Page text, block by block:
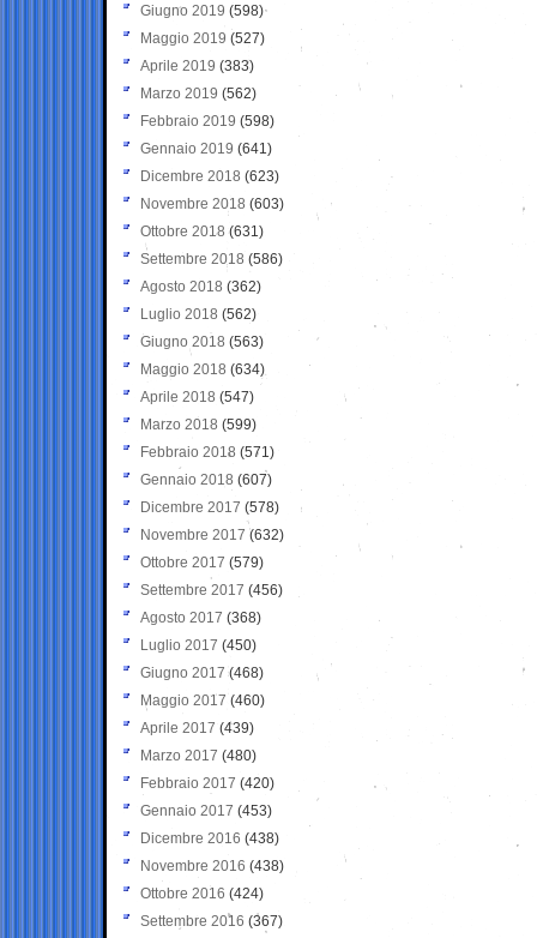
Giugno 2019 (598)
Maggio 2019 (527)
Aprile 2019 (383)
Marzo 2019 (562)
Febbraio 2019 (598)
Gennaio 2019 (641)
Dicembre 2018 (623)
Novembre 2018 (603)
Ottobre 2018 (631)
Settembre 2018 (586)
Agosto 2018 (362)
Luglio 2018 (562)
Giugno 2018 (563)
Maggio 2018 (634)
Aprile 2018 (547)
Marzo 2018 (599)
Febbraio 2018 (571)
Gennaio 2018 (607)
Dicembre 2017 (578)
Novembre 2017 (632)
Ottobre 2017 (579)
Settembre 2017 (456)
Agosto 2017 (368)
Luglio 2017 (450)
Giugno 2017 (468)
Maggio 2017 (460)
Aprile 2017 (439)
Marzo 2017 (480)
Febbraio 2017 (420)
Gennaio 2017 (453)
Dicembre 2016 (438)
Novembre 2016 (438)
Ottobre 2016 (424)
Settembre 2016 (367)